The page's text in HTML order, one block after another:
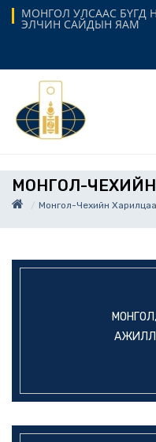
МОНГОЛ УЛСААС БҮГД
ЭЛЧИН САЙДЫН ЯАМ
МОНГОЛ-
Монгол-Чехийн Харилцаа